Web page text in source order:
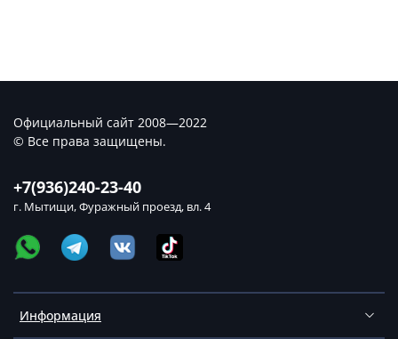
Информация
+7(936)240-23-40
г. Мытищи, Фуражный проезд, вл. 4
Официальный сайт 2008—2022
© Все права защищены.